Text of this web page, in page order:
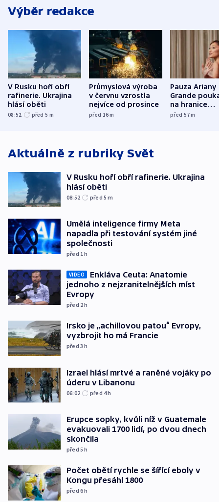
Výběr redakce
V Rusku hoří obří
rafinerie. Ukrajina
hlásí oběti
08:52 před 5 m
Průmyslová výroba
v červnu vzrostla
nejvíce od prosince
před 16m
Pauza Ariany
Grande
na hranice
před 57m
Aktuálně z rubriky Svět
V Rusku hoří obří rafinerie. Ukrajina
hlásí oběti
08:52 před 5m
Umělá inteligence firmy Meta
napadla při testování systém jiné
společnosti
před 1h
VIDEO
Enkláva Ceuta: Anatomie
jednoho z nejzranitelnějších míst
Evropy
před 2h
Irsko je „achillovou patou“ Evropy,
vyzbrojit ho má Francie
před 3h
Izrael hlásí mrtvé a raněné vojáky po
úderu v Libanonu
06:02 před 4h
Erupce sopky, kvůli níž v Guatemale
evakuovali 1700 lidí, po dvou dnech
skončila
před 5h
Počet obětí rychle se šířící eboly v
Kongu přesáhl 1800
před 6h